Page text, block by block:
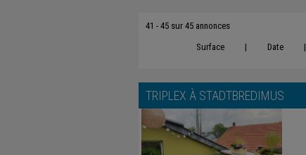
41 - 45 sur 45 annonces
Surface
| Date |
TRIPLEX À STADTBREDIMUS